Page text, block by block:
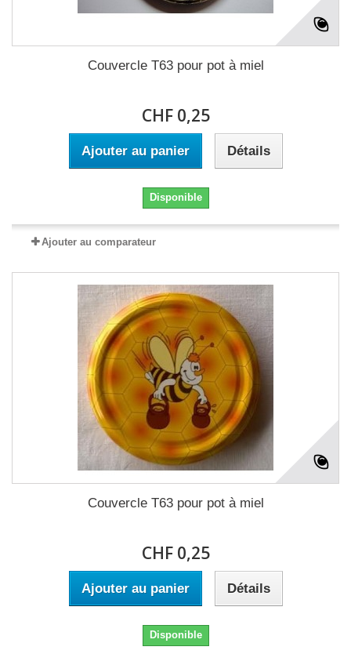
Couvercle T63 pour pot à miel
CHF 0,25
Ajouter au panier Détails
Disponible
Ajouter au comparateur
Couvercle T63 pour pot à miel
CHF 0,25
Ajouter au panier Détails
Disponible